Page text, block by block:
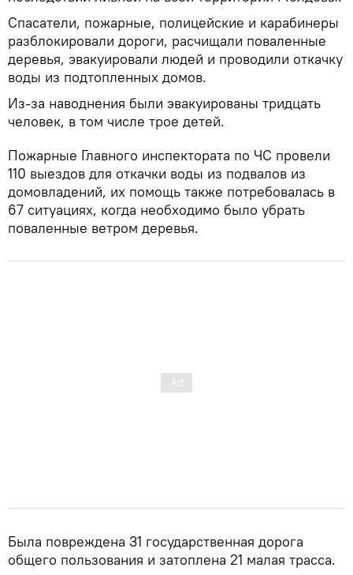
Спасатели, пожарные, полицейские и карабинеры
разблокировали дороги, расчищали поваленные
деревья, эвакуировали людей и проводили откачку
воды из подтопленных домов.
Из-за наводнения были эвакуированы тридцать
человек, в том числе трое детей.
Пожарные Главного инспектората по ЧС провели
110 выездов для откачки воды из подвалов из
домовладений, их помощь также потребовалась в
67 ситуациях, когда необходимо было убрать
поваленные ветром деревья.
Была повреждена 31 государственная дорога
общего пользования и затоплена 21 малая трасса.